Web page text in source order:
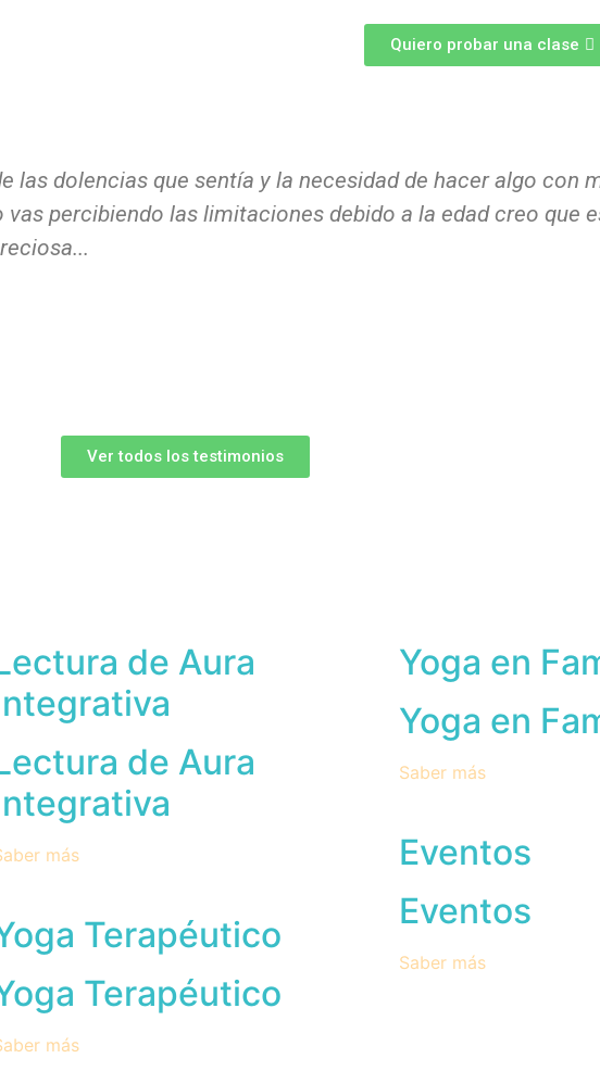
Quiero probar una clase
las dolencias que sentía y la necesidad de hacer algo con
percibiendo las limitaciones debido a la edad creo que
Ver todos los testimonios
de Aura
de Aura
más
Terapéutico
Terapéutico
más
Yoga en
Yoga en
Saber más
Eventos
Eventos
Saber más